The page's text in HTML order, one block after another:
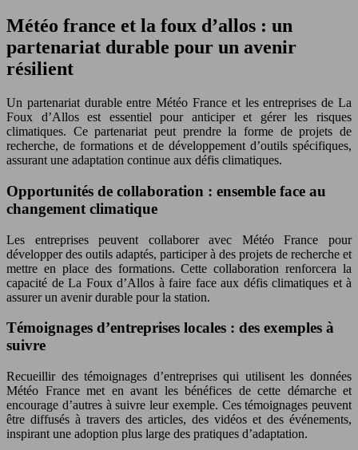
Météo france et la foux d’allos : un
partenariat durable pour un avenir
résilient
Un partenariat durable entre Météo France et les entreprises de La
Foux d’Allos est essentiel pour anticiper et gérer les risques
climatiques. Ce partenariat peut prendre la forme de projets de
recherche, de formations et de développement d’outils spécifiques,
assurant une adaptation continue aux défis climatiques.
Opportunités de collaboration : ensemble face au
changement climatique
Les entreprises peuvent collaborer avec Météo France pour
développer des outils adaptés, participer à des projets de recherche et
mettre en place des formations. Cette collaboration renforcera la
capacité de La Foux d’Allos à faire face aux défis climatiques et à
assurer un avenir durable pour la station.
Témoignages d’entreprises locales : des exemples à
suivre
Recueillir des témoignages d’entreprises qui utilisent les données
Météo France met en avant les bénéfices de cette démarche et
encourage d’autres à suivre leur exemple. Ces témoignages peuvent
être diffusés à travers des articles, des vidéos et des événements,
inspirant une adoption plus large des pratiques d’adaptation.